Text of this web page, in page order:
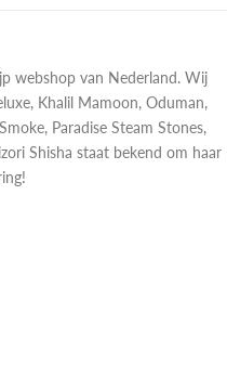
webshop van Nederland. Wij
Khalil Mamoon, Oduman,
Paradise Steam Stones,
Shisha staat bekend om haar